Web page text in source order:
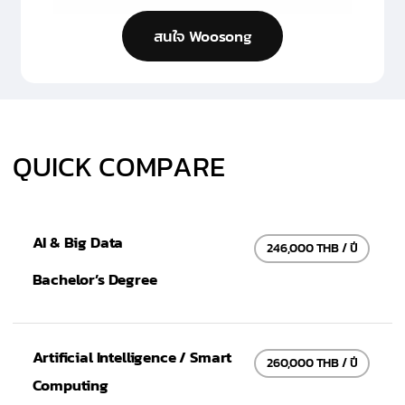
สนใจ Woosong
QUICKCOMPARE
AI & Big Data
Bachelor’s Degree
246,000 THB / ปี
Artificial Intelligence / Smart
Computing
260,000 THB / ปี